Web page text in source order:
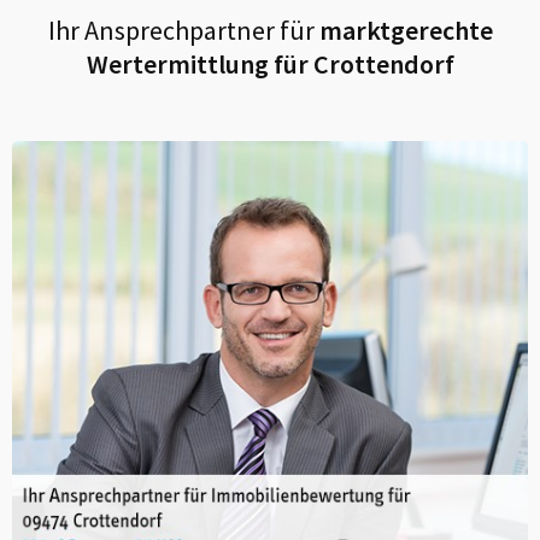
Ihr Ansprechpartner fürmarktgerechte
Wertermittlung fürCrottendorf